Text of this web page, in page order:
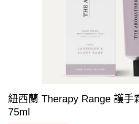
紐西蘭 Therapy Range 護手
75ml